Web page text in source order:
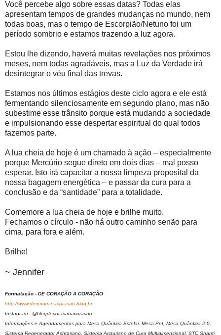
Você percebe algo sobre essas datas? Todas elas
apresentam tempos de grandes mudanças no mundo, nem
todas boas, mas o tempo de Escorpião/Netuno foi um
período sombrio e estamos trazendo a luz agora.
Estou lhe dizendo, haverá muitas revelações nos próximos
meses, nem todas agradáveis, mas a Luz da Verdade irá
desintegrar o véu final das trevas.
Estamos nos últimos estágios deste ciclo agora e ele está
fermentando silenciosamente em segundo plano, mas não
subestime esse trânsito porque está mudando a sociedade
e impulsionando esse despertar espiritual do qual todos
fazemos parte.
A lua cheia de hoje é um chamado à ação – especialmente
porque Mercúrio segue direto em dois dias – mal posso
esperar. Isto irá capacitar a nossa limpeza proposital da
nossa bagagem energética – e passar da cura para a
conclusão e da “santidade” para a totalidade.
Comemore a lua cheia de hoje e brilhe muito.
Fechamos o círculo - não há outro caminho senão para
cima, para fora e além.
Brilhe!
~ Jennifer
Formatação - DE CORAÇÃO A CORAÇÃO
http://www.decoracaoacoracao.blog.br
Instagram - @blogdecoracaoacoracao
Informações e Agendamentos para Mesa Quântica Estelar, Mesa Pet, Mesa Quântica 2.0,
Sistema Regenerador Ashtariano, Sistema Arcturiano de Cura Multidimensional, STC Shanti